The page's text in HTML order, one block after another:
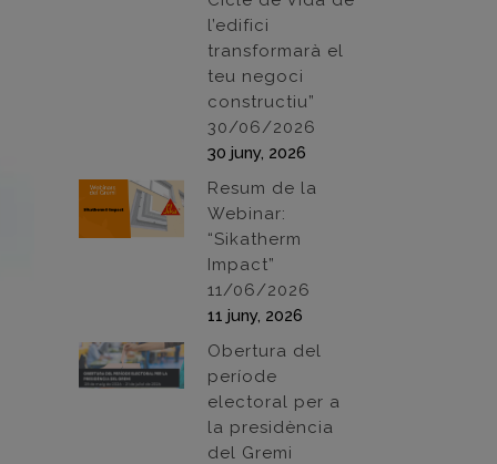
l’edifici
transformarà el
teu negoci
constructiu”
30/06/2026
30 juny, 2026
Resum de la
Webinar:
“Sikatherm
Impact”
11/06/2026
11 juny, 2026
Obertura del
període
electoral per a
la presidència
del Gremi